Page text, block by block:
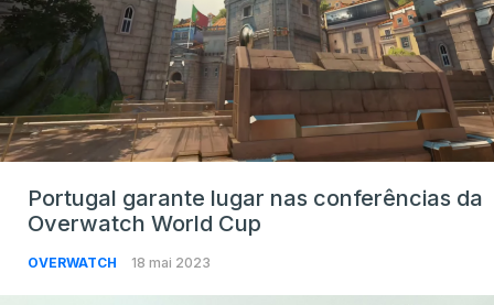
Portugal garante lugar nas conferências da
Overwatch World Cup
OVERWATCH 18 mai 2023